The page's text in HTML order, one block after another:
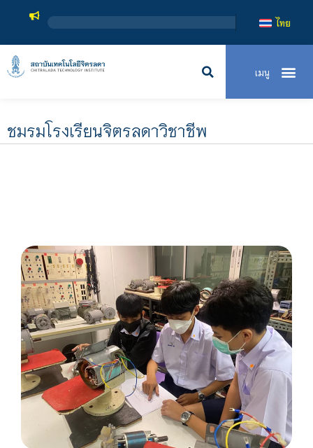
สถาบันเทคโนโลยีจิตรลดา เป็
ไทย
ชมรมโรงเรียนจิตรลดาวิชาชีพ